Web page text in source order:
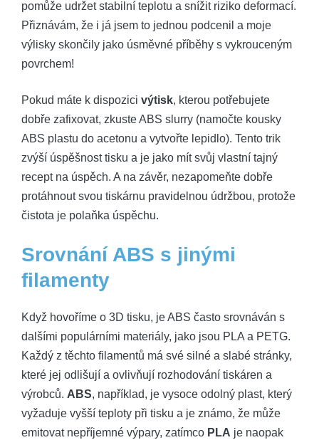
pomůže udržet stabilní teplotu a snížit riziko deformací.
Přiznávám, že i já jsem to jednou podcenil a moje
výlisky skončily jako úsměvné příběhy s vykrouceným
povrchem!
Pokud máte k dispozici výtisk, kterou potřebujete
dobře zafixovat, zkuste ABS slurry (namočte kousky
ABS plastu do acetonu a vytvořte lepidlo). Tento trik
zvýší úspěšnost tisku a je jako mít svůj vlastní tajný
recept na úspěch. A na závěr, nezapomeňte dobře
protáhnout svou tiskárnu pravidelnou údržbou, protože
čistota je polaňka úspěchu.
Srovnání ABS s jinými
filamenty
Když hovoříme o 3D tisku, je ABS často srovnáván s
dalšími populárními materiály, jako jsou PLA a PETG.
Každý z těchto filamentů má své silné a slabé stránky,
které jej odlišují a ovlivňují rozhodování tiskáren a
výrobců. ABS, například, je vysoce odolný plast, který
vyžaduje vyšší teploty při tisku a je známo, že může
emitovat nepříjemné výpary, zatímco PLA je naopak